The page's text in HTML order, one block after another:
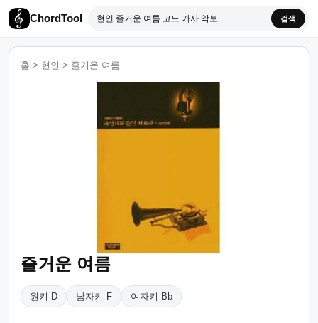
ChordTool 검색
홈 > 현인 > 즐거운 여름
즐거운 여름
원키 D 남자키 F 여자키 Bb